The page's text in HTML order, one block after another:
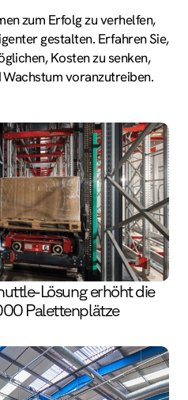
zum Erfolg zu verhelfen,
gestalten. Erfahren Sie,
Kosten zu senken,
Wachstum voranzutreiben.
Lösung erhöht die
Palettenplätze